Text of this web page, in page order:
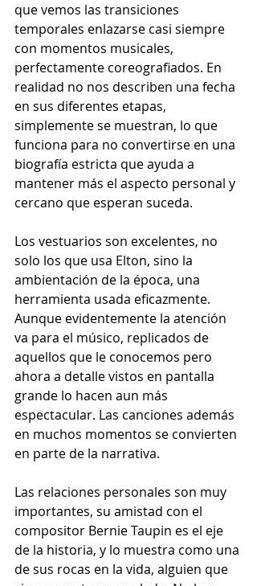
que vemos las transiciones
temporales enlazarse casi siempre
con momentos musicales,
perfectamente coreografiados. En
realidad no nos describen una fecha
en sus diferentes etapas,
simplemente se muestran, lo que
funciona para no convertirse en una
biografía estricta que ayuda a
mantener más el aspecto personal y
cercano que esperan suceda.
Los vestuarios son excelentes, no
solo los que usa Elton, sino la
ambientación de la época, una
herramienta usada eficazmente.
Aunque evidentemente la atención
va para el músico, replicados de
aquellos que le conocemos pero
ahora a detalle vistos en pantalla
grande lo hacen aun más
espectacular. Las canciones además
en muchos momentos se convierten
en parte de la narrativa.
Las relaciones personales son muy
importantes, su amistad con el
compositor Bernie Taupin es el eje
de la historia, y lo muestra como una
de sus rocas en la vida, alguien que